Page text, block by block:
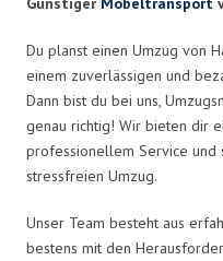
Du planst einen Umzug von
einem zuverlässigen und
Dann bist du bei uns,
genau richtig! Wir bieten dir
professionellem Service und
stressfreien Umzug.
Unser Team besteht aus
bestens mit den